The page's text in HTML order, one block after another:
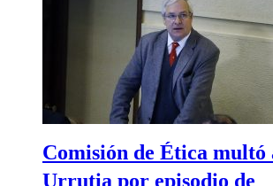
Comisión de Ética multó
Urrutia por episodio de